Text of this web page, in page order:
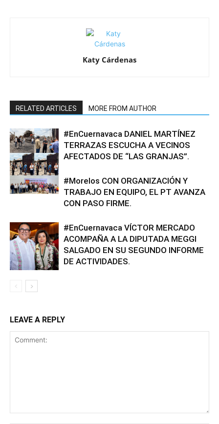
Katy Cárdenas
RELATED ARTICLES MORE FROM AUTHOR
#EnCuernavaca DANIEL MARTÍNEZ
TERRAZAS ESCUCHA A VECINOS
AFECTADOS DE “LAS GRANJAS”.
#Morelos CON ORGANIZACIÓN Y
TRABAJO EN EQUIPO, EL PT AVANZA
CON PASO FIRME.
#EnCuernavaca VÍCTOR MERCADO
ACOMPAÑA A LA DIPUTADA MEGGI
SALGADO EN SU SEGUNDO INFORME
DE ACTIVIDADES.
LEAVE A REPLY